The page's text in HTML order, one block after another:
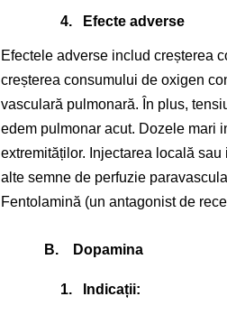
4. Efecte adverse
Efectele adverse includ creșterea
creșterea consumului de oxigen
vasculară pulmonară. În plus,
edem pulmonar acut. Dozele mari
extremităților. Injectarea locală
alte semne de perfuzie
Fentolamină (un antagonist de
B. Dopamina
1. Indicații: